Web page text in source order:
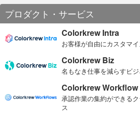
プロダクト・サービス
Colorkrew Intra
お客様が自由にカスタマ
Colorkrew Biz
名もなき仕事を減らすビ
Colorkrew Workflow
承認作業の集約ができる
ス